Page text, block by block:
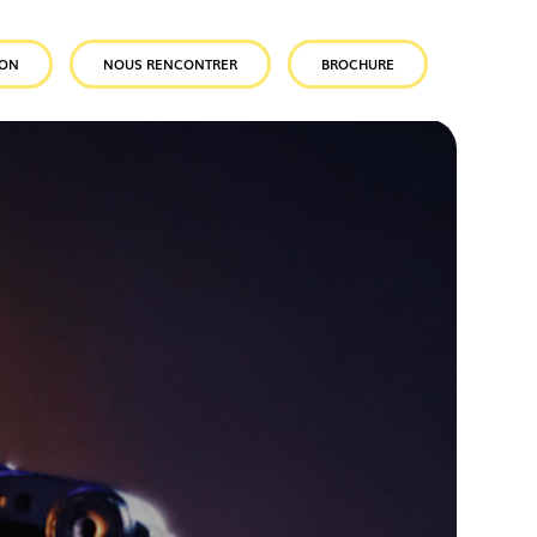
NOUS RENCONTRER BROCHURE